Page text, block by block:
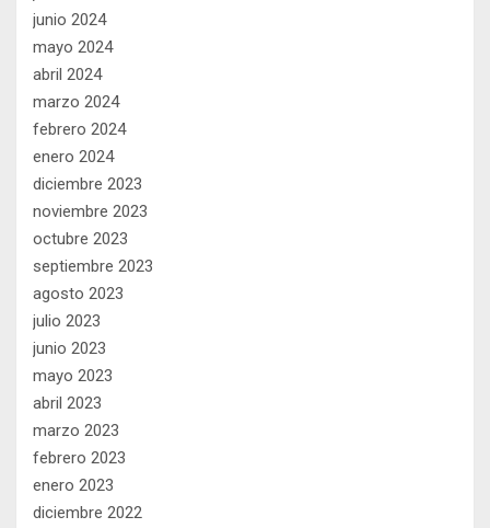
junio 2024
mayo 2024
abril 2024
marzo 2024
febrero 2024
enero 2024
diciembre 2023
noviembre 2023
octubre 2023
septiembre 2023
agosto 2023
julio 2023
junio 2023
mayo 2023
abril 2023
marzo 2023
febrero 2023
enero 2023
diciembre 2022